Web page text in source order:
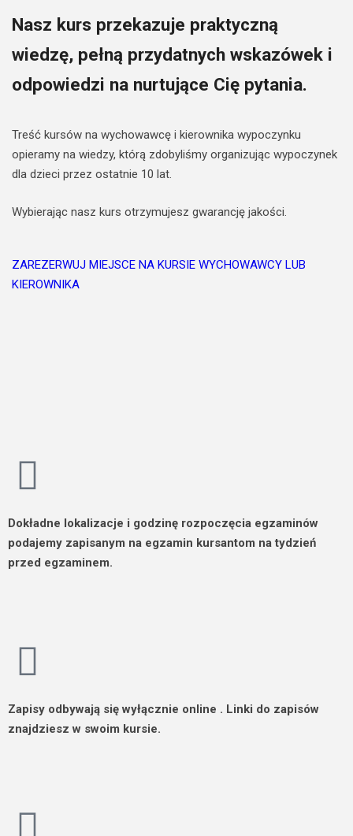
Nasz kurs przekazuje praktyczną
wiedzę, pełną przydatnych wskazówek i
odpowiedzi na nurtujące Cię pytania.
Treść kursów na wychowawcę i kierownika wypoczynku
opieramy na wiedzy, którą zdobyliśmy organizując wypoczynek
dla dzieci przez ostatnie 10 lat.
Wybierając nasz kurs otrzymujesz gwarancję jakości.
ZAREZERWUJ MIEJSCE NA KURSIE WYCHOWAWCY LUB
KIEROWNIKA
Dokładne lokalizacje i godzinę rozpoczęcia egzaminów
podajemy zapisanym na egzamin kursantom natydzień
przed egzaminem.
Zapisy odbywają się wyłącznie online . Linki do zapisów
znajdziesz w swoim kursie.